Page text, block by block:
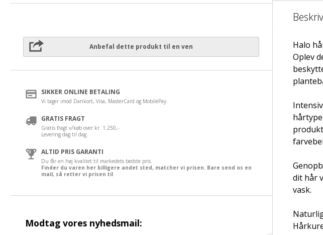
Halo
Oplev
dit hår
vask.
Anbefal dette produkt til en ven
SIKKER ONLINE BETALING
Vi tager imod Dankort, Visa, MasterCard og MobilePay.
GRATIS FRAGT
Gratis fragt v/køb over kr. 1.250,-
Levering dag til dag.
ALTID PRIS GARANTI
Du får en høj kvalitet til markedets bedste pris.
Finder du varen her billigere andet sted, matcher vi prisen. Bare send os en
mail, så retter vi prisen til
Modtag vores nyhedsmail: